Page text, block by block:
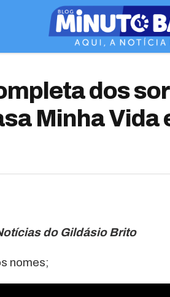
dos
Minha Vida
do Gildásio Brito
nomes;